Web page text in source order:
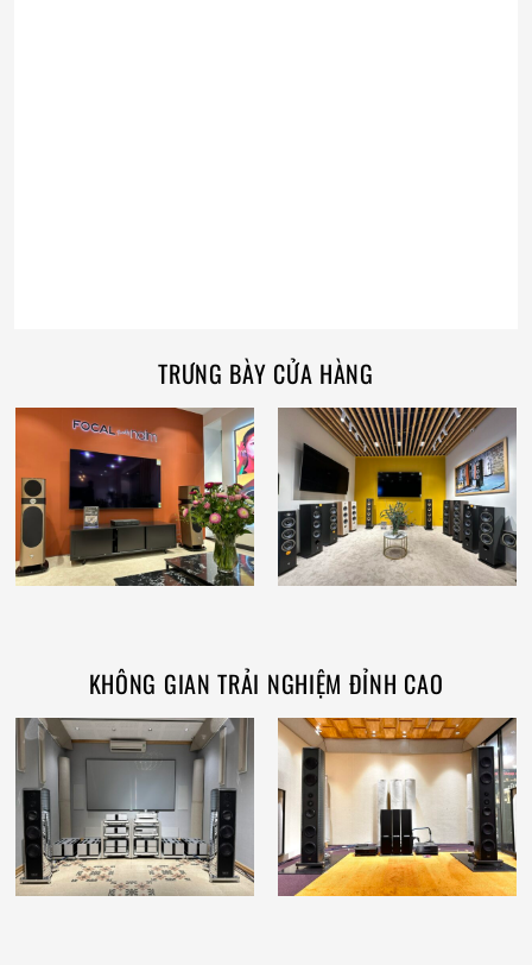
TRƯNG BÀY CỬA HÀNG
KHÔNG GIAN TRẢI NGHIỆM ĐỈNH CAO